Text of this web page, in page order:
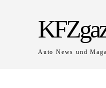
Auto News und